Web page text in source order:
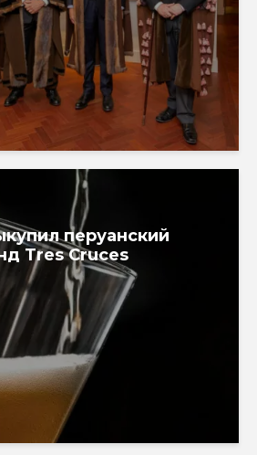
перуанский
Tres Cruces